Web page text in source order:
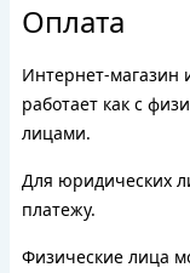
Оплата
Интернет-магазин
работает как с
лицами.
Для юридических
платежу.
Физические лица